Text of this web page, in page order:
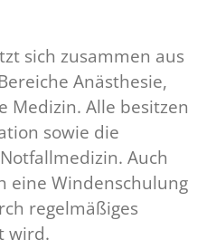
sich zusammen aus
Anästhesie,
Medizin. Alle besitzen
sowie die
Auch
eine Windenschulung
regelmäßiges
wird.